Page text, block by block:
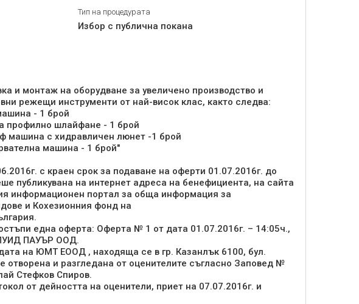
Тип на процедурата
Избор с публична покана
и монтаж на оборудване за увеличено производство и
режещи инструменти от най-висок клас, както следва:
- 1 брой
шлайфане - 1 брой
с хидравличен люнет -1 брой
машина - 1 брой"
с краен срок за подаване на оферти 01.07.2016г. до
публикувана на интернет адреса на бенефициента, на сайта
информационен портал за обща информация за
и Кохезионния фонд на
една оферта: Оферта № 1 от дата 01.07.2016г. – 14:05ч.,
ПАУЪР ООД.
на ЮМТ ЕООД , находяща се в гр. Казанлък 6100, бул.
отворена и разгледана от оценителите съгласно Заповед №
Стефков Спиров.
от дейността на оценители, приет на 07.07.2016г. и